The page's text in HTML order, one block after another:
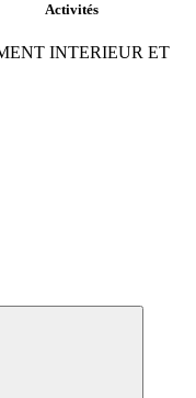
Activités
INTERIEUR ET